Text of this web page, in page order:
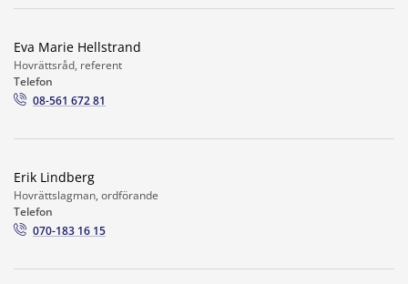
Eva Marie Hellstrand
Hovrättsråd, referent
Telefon
08-561 672 81
Erik Lindberg
Hovrättslagman, ordförande
Telefon
070-183 16 15